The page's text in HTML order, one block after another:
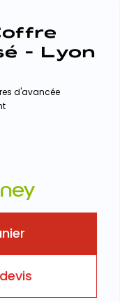
- Lyon
d'avancée